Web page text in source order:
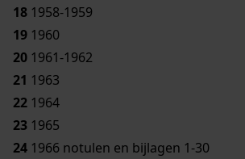
18 1958-1959
19 1960
20 1961-1962
21 1963
22 1964
23 1965
24 1966 notulen en bijlagen 1-30